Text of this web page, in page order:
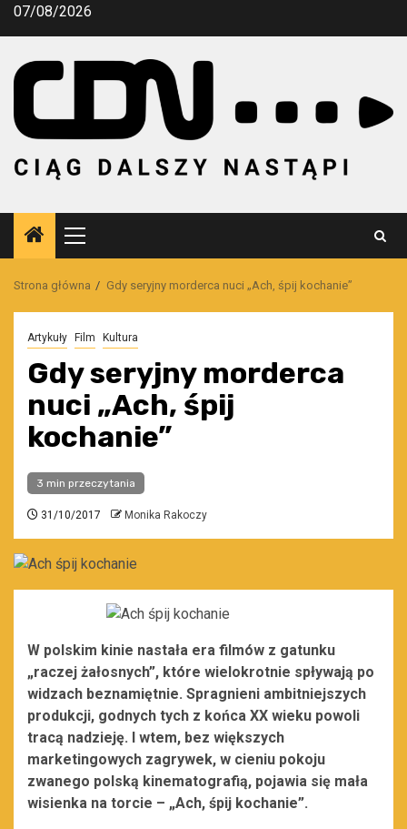
Przejdź
07/08/2026
Menu
główne
Strona główna Gdy seryjny morderca nuci „Ach, śpij kochanie”
Artykuły Film Kultura
Gdy seryjny morderca
nuci „Ach, śpij
kochanie”
3 min przeczytania
31/10/2017 Monika Rakoczy
W polskim kinie nastała era filmów z gatunku
„raczej żałosnych”, które wielokrotnie spływają po
widzach beznamiętnie. Spragnieni ambitniejszych
produkcji, godnych tych z końca XX wieku powoli
tracą nadzieję. I wtem, bez większych
marketingowych zagrywek, w cieniu pokoju
zwanego polską kinematografią, pojawia się mała
wisienka na torcie – „Ach, śpij kochanie”.